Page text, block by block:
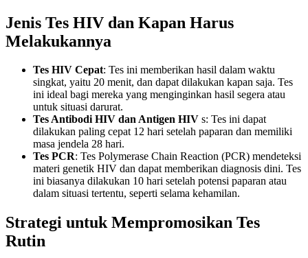
Jenis Tes HIV dan Kapan Harus
Melakukannya
Tes HIV Cepat: Tes ini memberikan hasil dalam waktu
singkat, yaitu 20 menit, dan dapat dilakukan kapan saja. Tes
ini ideal bagi mereka yang menginginkan hasil segera atau
untuk situasi darurat.
Tes Antibodi HIV dan Antigen HIV s: Tes ini dapat
dilakukan paling cepat 12 hari setelah paparan dan memiliki
masa jendela 28 hari.
Tes PCR: Tes Polymerase Chain Reaction (PCR) mendeteksi
materi genetik HIV dan dapat memberikan diagnosis dini. Tes
ini biasanya dilakukan 10 hari setelah potensi paparan atau
dalam situasi tertentu, seperti selama kehamilan.
Strategi untuk Mempromosikan Tes
Rutin